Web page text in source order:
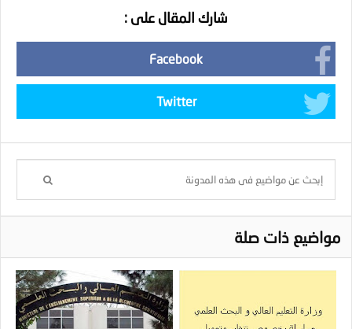
شارك المقال على :
Facebook
Twitter
مواضيع ذات صلة